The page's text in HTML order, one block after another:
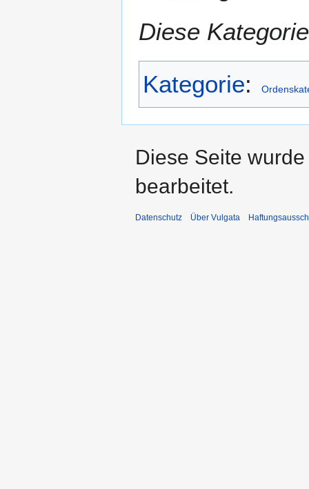
Diese
Kategorie:
Diese Seite
bearbeitet.
Datenschutz Über Vulgata